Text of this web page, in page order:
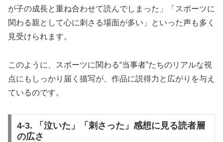
が子の成長と重ね合わせて読んでしまった」「スポーツに
関わる親として心に刺さる場面が多い」といった声も多く
見受けられます。
このように、スポーツに関わる“当事者”たちのリアルな視
点にもしっかり届く描写が、作品に説得力と広がりを与え
ているのです。
4-3. 「泣いた」「刺さった」感想に見る読者層
の広さ